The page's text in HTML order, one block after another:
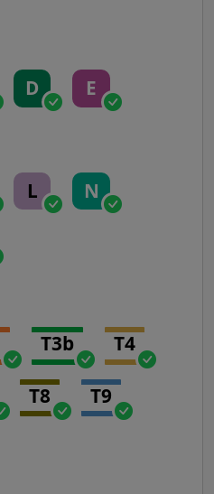
D E
L N
T3b T4
T8 T9